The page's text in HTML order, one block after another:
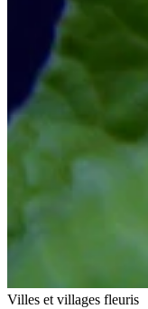
Villes et villages fleuris